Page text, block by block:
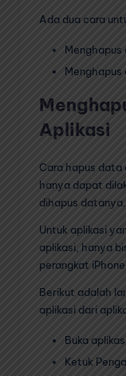
Ada dua cara
Aplikasi
Cara hapus data
hanya dapat
dihapus datanya.
Untuk aplikasi
aplikasi, hanya
perangkat iPhone.
Berikut adalah
aplikasi dari
Buka
Ketuk